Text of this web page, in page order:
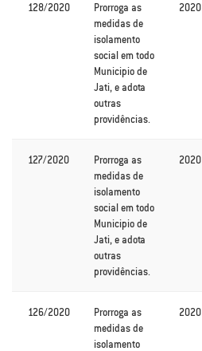
128/2020
Prorroga as
medidas de
isolamento
social em todo
Municipio de
Jati, e adota
outras
providências.
2020
127/2020
Prorroga as
medidas de
isolamento
social em todo
Municipio de
Jati, e adota
outras
providências.
2020
126/2020
Prorroga as
medidas de
isolamento
2020